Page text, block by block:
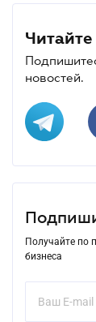
Читайте
новостей.
Получайте по
бизнеса